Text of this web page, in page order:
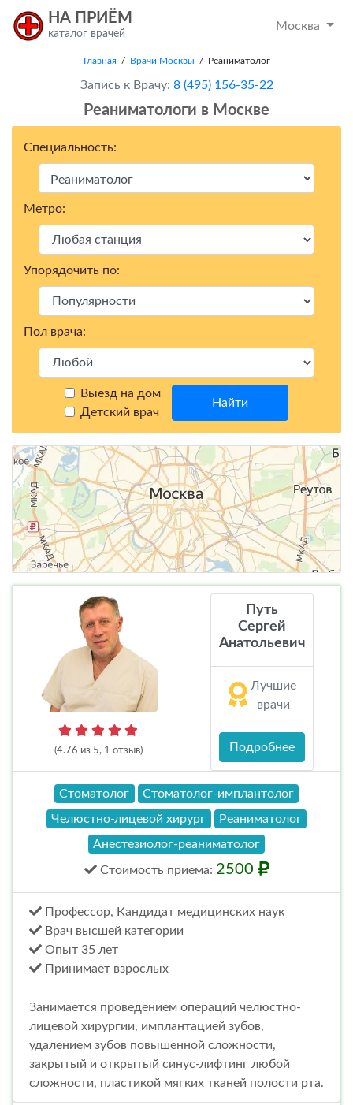
НА ПРИЁМ
каталог врачей
Москва
Главная / Врачи Москвы / Реаниматолог
Запись к Врачу: 8 (495) 156-35-22
Реаниматологи в Москвe
Специальность:
Метро:
Упорядочить по:
Пол врача:
Выезд на дом
Детский врач
Найти
(4.76 из 5, 1 отзыв)
Путь
Сергей
Анатольевич
Лучшие
врачи
Подробнее
Стоматолог
Стоматолог-имплантолог
Челюстно-лицевой хирург
Реаниматолог
Анестезиолог-реаниматолог
Стоимость приема: 2500
Профессор, Кандидат медицинских наук
Врач высшей категории
Опыт 35 лет
Принимает взрослых
Занимается проведением операций челюстно-
лицевой хирургии, имплантацией зубов,
удалением зубов повышенной сложности,
закрытый и открытый синус-лифтинг любой
сложности, пластикой мягких тканей полости рта.